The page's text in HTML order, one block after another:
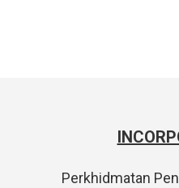
Perkhidmatan